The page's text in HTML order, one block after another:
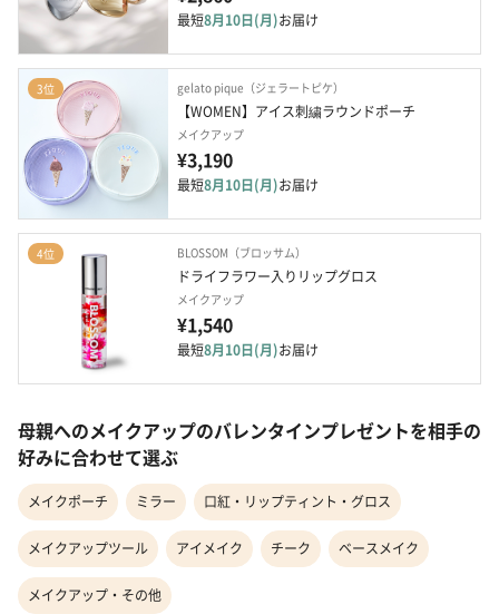
最短8月10日(月)お届け
3位 gelato pique（ジェラートピケ）
【WOMEN】アイス刺繍ラウンドポーチ
メイクアップ
¥3,190
最短8月10日(月)お届け
4位 BLOSSOM（ブロッサム）
ドライフラワー入りリップグロス
メイクアップ
¥1,540
最短8月10日(月)お届け
母親へのメイクアップのバレンタインプレゼントを相手の
好みに合わせて選ぶ
メイクポーチ ミラー 口紅・リップティント・グロス
メイクアップツール アイメイク チーク ベースメイク
メイクアップ・その他